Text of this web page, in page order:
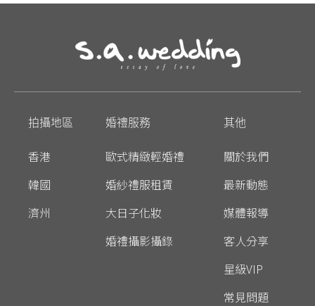
拍攝地區
香港
韓國
濟州
婚禮服務
歐式精緻輕婚禮
婚紗禮服租賃
大日子化妝
婚禮攝影攝錄
其他
關於我們
最新動態
媒體報導
客人分享
星級VIP
常見問題